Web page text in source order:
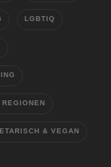
LGBTIQ
& VEGAN